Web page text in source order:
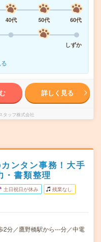
40代 50代
60代
しずか
詳しく見る
タッフ株式会社
ンタン事務！大手
・書類整理
土日祝日が休み 残業なし
2分／鷹野橋駅から---分／中電